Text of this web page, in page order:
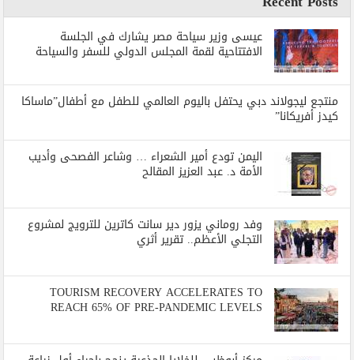
عيسى وزير سياحة مصر يشارك في الجلسة
الافتتاحية لقمة المجلس الدولي للسفر والسياحة
منتجع ليجولاند دبي يحتفل باليوم العالمي للطفل مع أطفال”ماساكا
كيدز أفريكانا”
اليمن تودع أمير الشعراء … وشاعر الفصحى وأديب
الأمة د. عبد العزيز المقالح
وفد روماني يزور دير سانت كاترين للترويج لمشروع
التجلي الأعظم.. تقرير أثري
TOURISM RECOVERY ACCELERATES TO
REACH 65% OF PRE-PANDEMIC LEVELS